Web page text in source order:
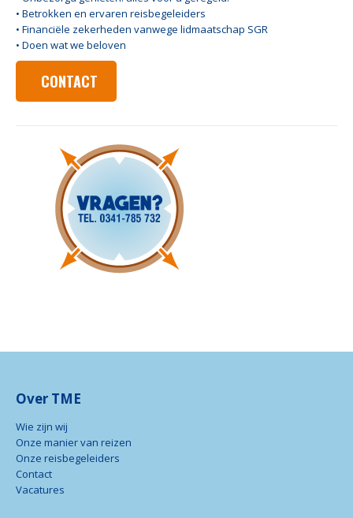
• Betrokken en ervaren reisbegeleiders
• Financiële zekerheden vanwege lidmaatschap SGR
• Doen wat we beloven
CONTACT
Over TME
Wie zijn wij
Onze manier van reizen
Onze reisbegeleiders
Contact
Vacatures